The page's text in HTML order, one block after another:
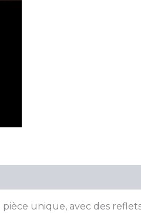
pièce unique, avec des